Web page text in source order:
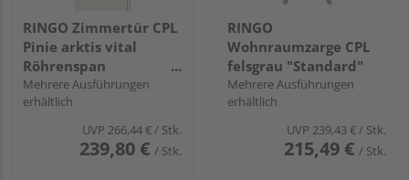
RINGO Zimmertür CPL
Pinie arktis vital
Röhrenspan
"Standard"
Mehrere Ausführungen
erhältlich
UVP 266,44 €/ Stk.
239,80 € / Stk.
RINGO
Wohnraumzarge CPL
felsgrau "Standard"
Mehrere Ausführungen
erhältlich
UVP 239,43 €/ Stk.
215,49 € / Stk.